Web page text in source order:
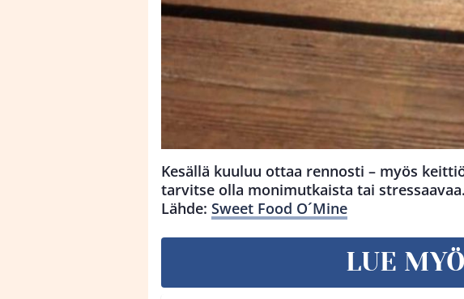
Kesällä kuuluu ottaa rennosti – myös
tarvitse olla monimutkaista tai
Lähde: Sweet Food O´Mine
LUE